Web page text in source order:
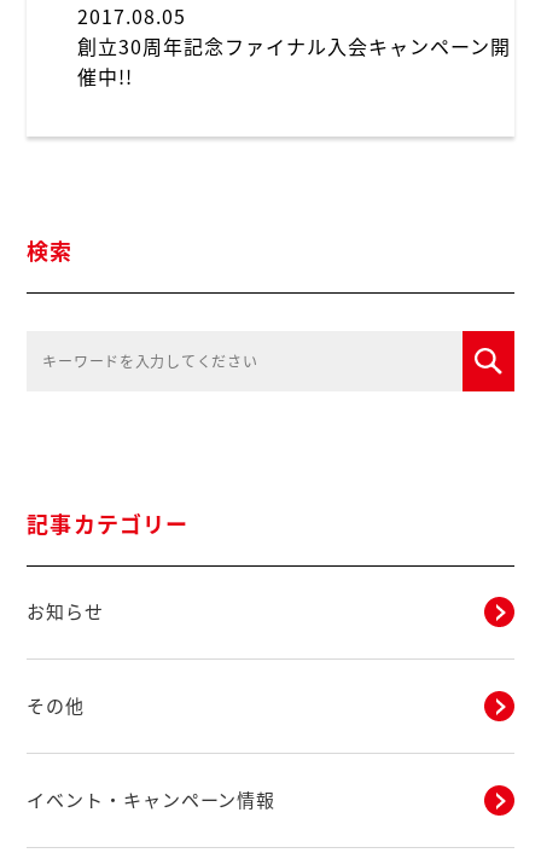
検索
記事カテゴリー
お知らせ
その他
イベント・キャンペーン情報
2017.08.05
創立30周年記念ファイナル入会キャンペーン開
催中!!